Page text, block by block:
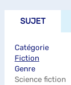
SUJET
Catégorie
Fiction
Genre
Science fiction